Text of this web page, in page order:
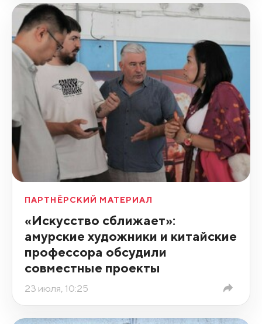
ПАРТНЁРСКИЙ МАТЕРИАЛ
«Искусство сближает»:
амурские художники и китайские
профессора обсудили
совместные проекты
23 июля, 10:25